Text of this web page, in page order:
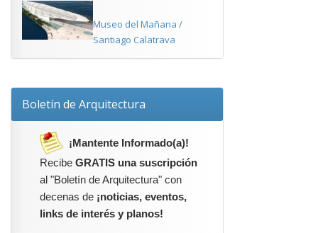
Museo del Mañana /
Santiago Calatrava
Boletín de Arquitectura
¡Mantente Informado(a)!
Recibe GRATIS una suscripción
al "Boletín de Arquitectura" con
decenas de ¡noticias, eventos,
links de interés y planos!